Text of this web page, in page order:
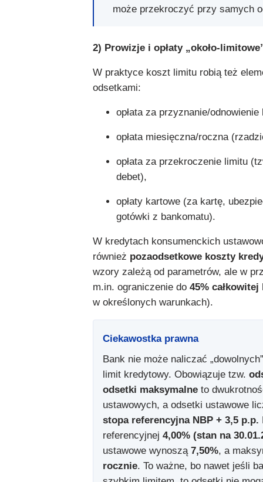
może przekroczyć przy samych
2) Prowizje i opłaty „około-
W praktyce koszt limitu robią też
odsetkami:
opłata za przyznanie/odnowienie
opłata miesięczna/roczna
opłata za przekroczenie limitu
debet),
opłaty kartowe (za kartę,
gotówki z bankomatu).
W kredytach konsumenckich
również pozaodsetkowe koszty
wzory zależą od parametrów, ale w
m.in. ograniczenie do 45%
w określonych warunkach).
Ciekawostka prawna
Bank nie może naliczać
limit kredytowy. Obowiązuje tzw.
odsetki maksymalne to
ustawowych, a odsetki ustawowe
stopa referencyjna NBP + 3,5 p.p.
referencyjnej 4,00% (stan na
ustawowe wynoszą 7,50%, a
rocznie. To ważne, bo nawet jeśli